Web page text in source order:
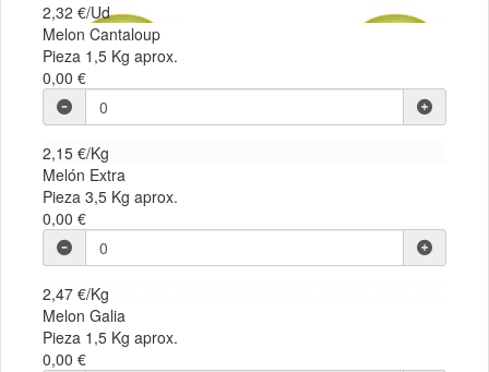
2,32 €/Ud
Melon Cantaloup
Pieza 1,5 Kg aprox.
0,00 €
2,15 €/Kg
Melón Extra
Pieza 3,5 Kg aprox.
0,00 €
2,47 €/Kg
Melon Galia
Pieza 1,5 Kg aprox.
0,00 €